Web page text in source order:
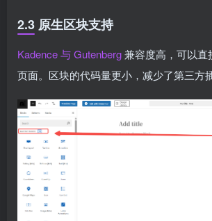
2.3 原生区块支持
Kadence 与 Gutenberg兼容度高，可以直
页面。区块的代码量更小，减少了第三方